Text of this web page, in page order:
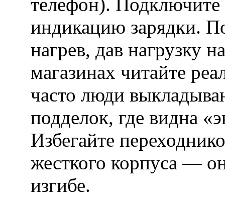
телефон). Подключите
индикацию зарядки.
нагрев, дав нагрузку
магазинах читайте
часто люди
подделок, где видна
Избегайте
жесткого корпуса —
изгибе.